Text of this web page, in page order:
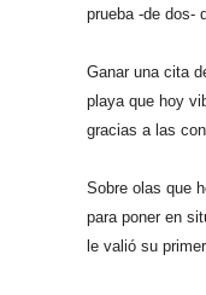
prueba -de dos-
Ganar una cita
playa que hoy
gracias a las
Sobre olas que
para poner en
le valió su